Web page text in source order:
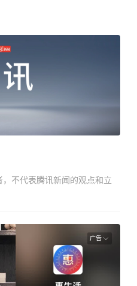
不代表腾讯新闻的观点和立
广告